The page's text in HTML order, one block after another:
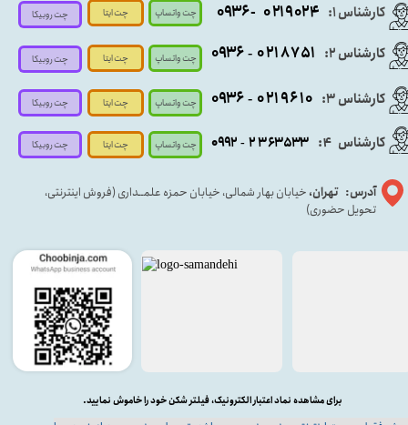
کارشناس ۱: ۰۲۱۹۰۲۴ - ۰۹۳۶
آدرس: تهران، خیابان بهار شمالی، خیابان حمزه علمــداری (فروش اینترنتی،
تحویل حضوری)
کارشناس ۳: ۰۲۱۹۶۱۰ -۰۹۳۶
برای مشاهده نماد اعتبار الکترونیک، فیلتر شکن خود را خاموش نمایید.
کارشناس ۲: ۰۲۱۸۷۵۱ - ۰۹۳۶
کارشناس 4
: ۲۳۶۳۵۳۳ - ۰۹۹۲
چت واتساپ
چت واتساپ
چت واتساپ
چت واتساپ
چت ایتا
چت ایتا
چت ایتا
چت ایتا
چت روبیکا
چت روبیکا
چت روبیکا
چت روبیکا